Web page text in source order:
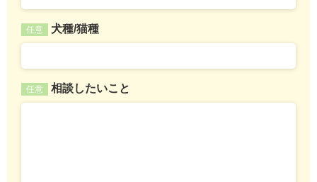
任意 犬種/猫種
任意 相談したいこと